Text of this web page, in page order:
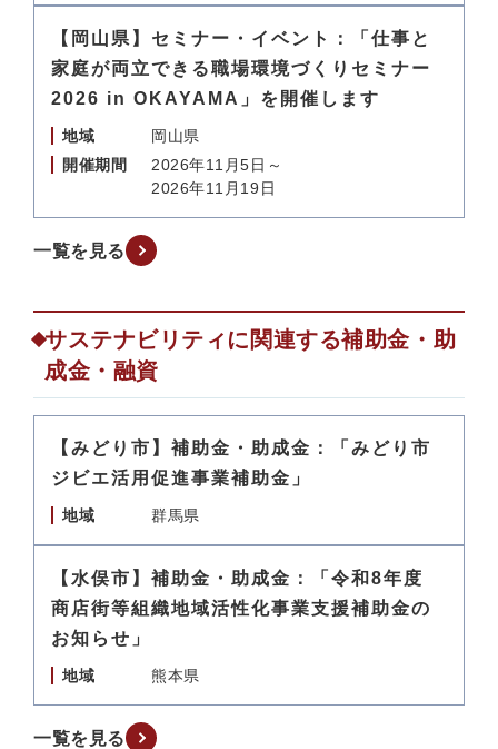
【岡山県】セミナー・イベント：「仕事と
家庭が両立できる職場環境づくりセミナー
2026 in OKAYAMA」を開催します
地域
岡山県
開催期間
2026年11月5日～
2026年11月19日
一覧を見る
サステナビリティに関連する補助金・助
成金・融資
【みどり市】補助金・助成金：「みどり市
ジビエ活用促進事業補助金」
地域 群馬県
【水俣市】補助金・助成金：「令和8年度
商店街等組織地域活性化事業支援補助金の
お知らせ」
地域 熊本県
一覧を見る